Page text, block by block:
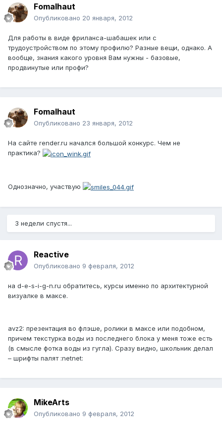
Fomalhaut
Опубликовано 20 января, 2012
Для работы в виде фриланса-шабашек или с
трудоустройством по этому профилю? Разные вещи, однако. А
вообще, знания какого уровня Вам нужны - базовые,
продвинутые или профи?
Fomalhaut
Опубликовано 23 января, 2012
На сайте render.ru начался большой конкурс. Чем не
практика?
Однозначно, участвую
3 недели спустя...
Reactive
Опубликовано 9 февраля, 2012
на d-e-s-i-g-n.ru обратитесь, курсы именно по архитектурной
визуалке в максе.
avz2: презентация во флэше, ролики в максе или подобном,
причем текстурка воды из последнего блока у меня тоже есть
(в смысле фотка воды из гугла). Сразу видно, школьник делал
– шрифты палят :netnet:
MikeArts
Опубликовано 9 февраля, 2012